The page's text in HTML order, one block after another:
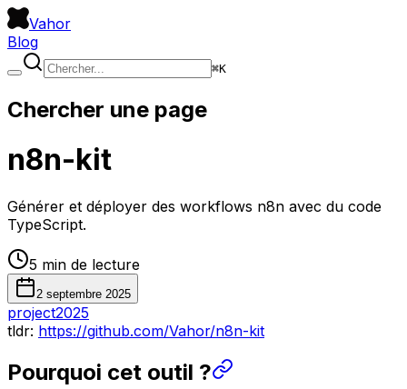
Vahor
Blog
⌘K
Chercher une page
n8n-kit
Générer et déployer des workflows n8n avec du code
TypeScript.
5 min de lecture
2 septembre 2025
project2025
tldr: https://github.com/Vahor/n8n-kit
Pourquoi cet outil ?